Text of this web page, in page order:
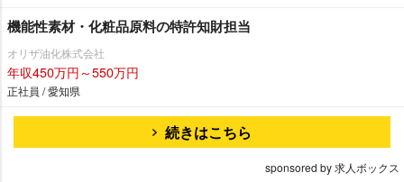
機能性素材・化粧品原料の特許知財担当
オリザ油化株式会社
年収450万円～550万円
正社員 / 愛知県
続きはこちら
sponsored by 求人ボックス